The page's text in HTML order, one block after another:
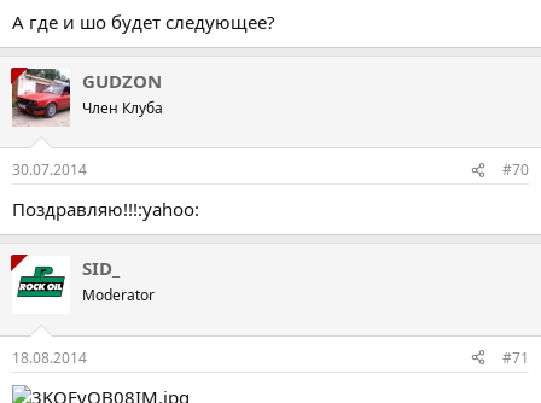
А где и шо будет следующее?
GUDZON
Член Клуба
30.07.2014 #70
Поздравляю!!!:yahoo:
SID_
Moderator
18.08.2014 #71